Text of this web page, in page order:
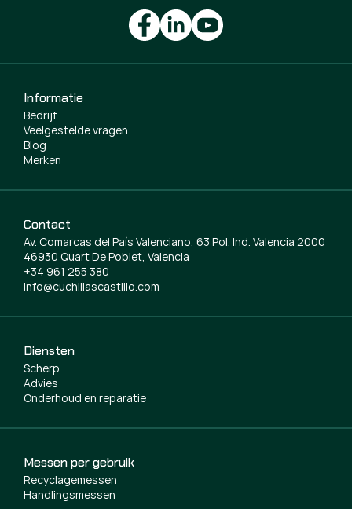
Diensten
Scherp
Advies
Onderhoud en reparatie
Messen per gebruik
Recyclagemessen
Handlingsmessen
Informatie
Bedrijf
Veelgestelde vragen
Blog
Merken
Contact
Av. Comarcas del País Valenciano, 63 Pol. Ind. Valencia 2000
46930 Quart De Poblet, Valencia
+34 961 255 380
info@cuchillascastillo.com